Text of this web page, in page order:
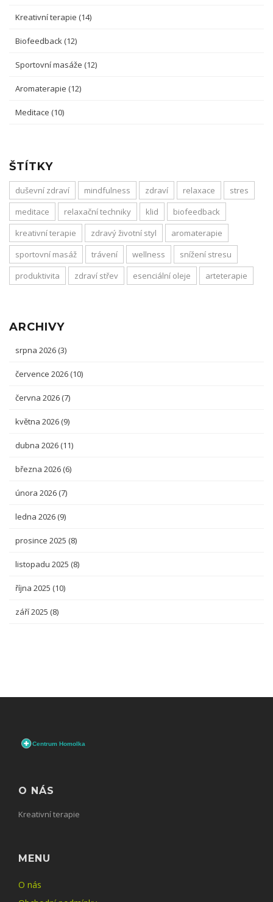
Kreativní terapie (14)
Biofeedback (12)
Sportovní masáže (12)
Aromaterapie (12)
Meditace (10)
ŠTÍTKY
duševní zdraví mindfulness zdraví relaxace
stres
meditace
relaxační techniky klid
biofeedback
kreativní terapie
zdravý životní styl
aromaterapie
sportovní masáž
trávení wellness
snížení stresu
produktivita
zdraví střev esenciální oleje arteterapie
ARCHIVY
srpna 2026 (3)
července 2026 (10)
června 2026 (7)
května 2026 (9)
dubna 2026 (11)
března 2026 (6)
února 2026 (7)
ledna 2026 (9)
prosince 2025 (8)
listopadu 2025 (8)
října 2025 (10)
září 2025 (8)
O NÁS
Kreativní terapie
MENU
O nás